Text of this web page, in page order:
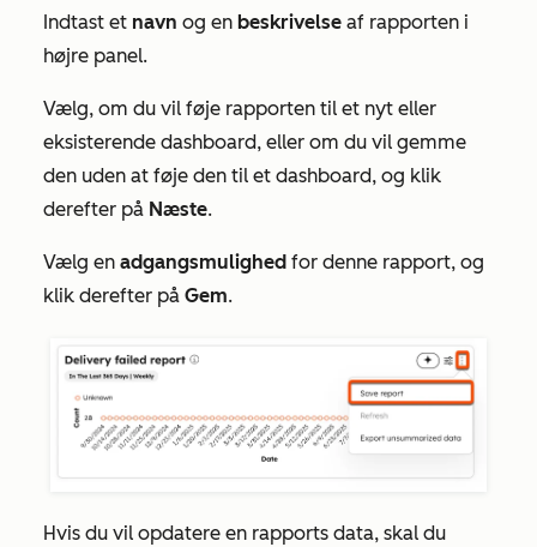
Indtast et navn og en beskrivelse af rapporten i
højre panel.
Vælg, om du vil føje rapporten til et nyt eller
eksisterende dashboard, eller om du vil gemme
den uden at føje den til et dashboard, og klik
derefter på Næste.
Vælg en adgangsmulighed for denne rapport, og
klik derefter på Gem.
Hvis du vil opdatere en rapports data, skal du